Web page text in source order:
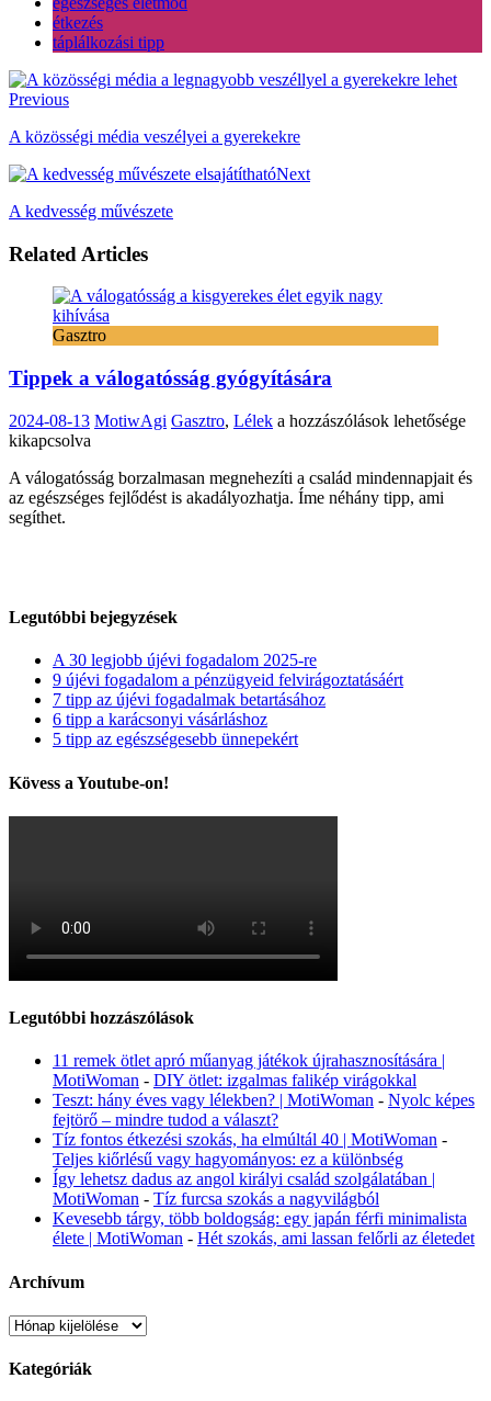
étkezés
táplálkozási tipp
Previous
A közösségi média veszélyei a gyerekekre
Next
A kedvesség művészete
Related Articles
Gasztro
Tippek a válogatósság gyógyítására
2024-08-13 MotiwAgi Gasztro, Lélek Tippek
gyógyítására
bejegyzéshez
a hozzászólások lehetősége
kikapcsolva
A válogatósság borzalmasan megnehezíti a család mindennapjait és
az egészséges fejlődést is akadályozhatja. Íme néhány tipp, ami
segíthet.
Legutóbbi bejegyzések
A 30 legjobb újévi fogadalom 2025-re
9 újévi fogadalom a pénzügyeid felvirágoztatásáért
7 tipp az újévi fogadalmak betartásához
6 tipp a karácsonyi vásárláshoz
5 tipp az egészségesebb ünnepekért
Kövess a Youtube-on!
Legutóbbi hozzászólások
11 remek ötlet apró műanyag játékok újrahasznosítására |
MotiWoman - DIY ötlet: izgalmas falikép virágokkal
Teszt: hány éves vagy lélekben? | MotiWoman - Nyolc képes
fejtörő – mindre tudod a választ?
Tíz fontos étkezési szokás, ha elmúltál 40 | MotiWoman -
Teljes kiőrlésű vagy hagyományos: ez a különbség
Így lehetsz dadus az angol királyi család szolgálatában |
MotiWoman - Tíz furcsa szokás a nagyvilágból
Kevesebb tárgy, több boldogság: egy japán férfi minimalista
élete | MotiWoman - Hét szokás, ami lassan felőrli az életedet
Archívum
Archívum
Kategóriák